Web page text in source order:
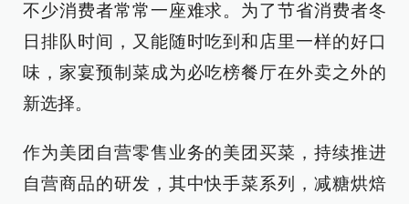
不少消费者常常一座难求。为了节省消费者冬
日排队时间，又能随时吃到和店里一样的好口
味，家宴预制菜成为必吃榜餐厅在外卖之外的
新选择。
作为美团自营零售业务的美团买菜，持续推进
自营商品的研发，其中快手菜系列，减糖烘焙